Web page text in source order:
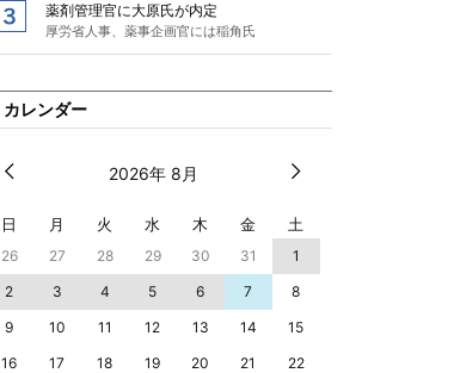
薬剤管理官に大原氏が内定
厚労省人事、薬事企画官には稲角氏
カレンダー
2026年 8月
日 月 火 水 木 金 土
26 27 28 29 30 31
1
2
3 4 5 6 7
8
9
10 11 12 13 14
15
16
17 18 19 20 21
22